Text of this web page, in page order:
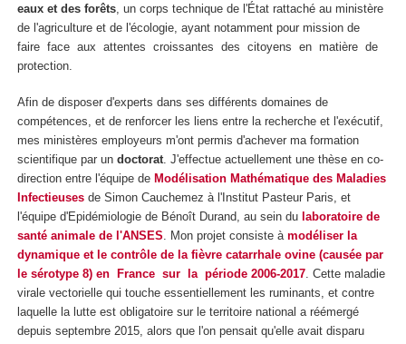
eaux et des forêts , un corps technique de l'État rattaché au ministère
de l'agriculture et de l'écologie, ayant notamment pour mission de
faire face aux attentes croissantes des citoyens en matière de
protection.
Afin de disposer d'experts dans ses différents domaines de
compétences, et de renforcer les liens entre la recherche et l'exécutif,
mes ministères employeurs m'ont permis d'achever ma formation
scientifique par un doctorat. J'effectue actuellement une thèse en co-
direction entre l'équipe de Modélisation Mathématique des Maladies
Infectieuses de Simon Cauchemez à l'Institut Pasteur Paris, et
l'équipe d'Epidémiologie de Bénoît Durand, au sein du laboratoire de
santé animale de l'ANSES. Mon projet consiste à modéliser la
dynamique et le contrôle de la fièvre catarrhale ovine (causée par
le sérotype 8) en France sur la période 2006-2017. Cette maladie
virale vectorielle qui touche essentiellement les ruminants, et contre
laquelle la lutte est obligatoire sur le territoire national a réémergé
depuis septembre 2015, alors que l'on pensait qu'elle avait disparu